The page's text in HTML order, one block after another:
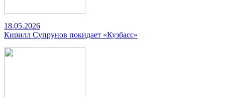
18.05.2026
Кирилл Супрунов покидает «Кузбасс»